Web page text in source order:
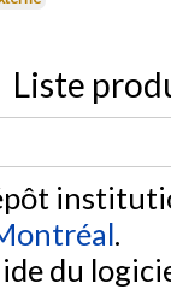
Liste
.
du